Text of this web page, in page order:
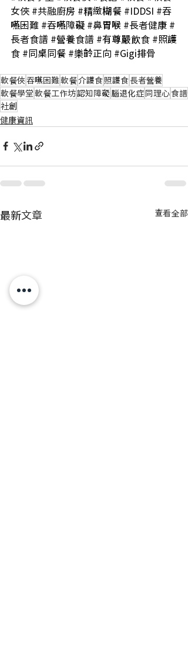
女俠 #共融廚房 #精緻糊餐 #IDDSI #吞
嚥困難 #吞嚥障礙 #鼻胃喉 #長者健康 #
長者食譜 #營養食譜 #有尊嚴飲食 #照護
食 #同桌同餐 #樂齡正向 #Gigi排骨
軟餐俠吞嚥困難軟餐介護食照護食長者營養
軟餐學堂軟餐工作坊認知障礙 腦退化症同理心食譜
社創
健康資訊
最新文章 查看全部